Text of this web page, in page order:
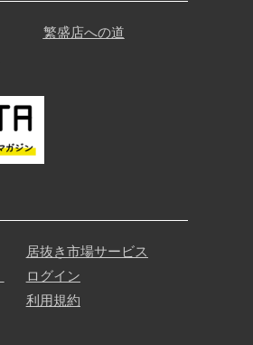
繁盛店への道
居抜き市場サービス
ログイン
利用規約